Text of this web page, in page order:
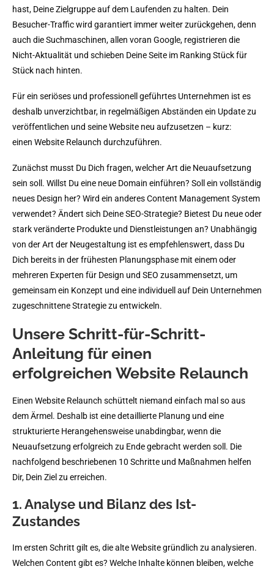
hast, Deine Zielgruppe auf dem Laufenden zu halten. Dein
Besucher-Traffic wird garantiert immer weiter zurückgehen, denn
auch die Suchmaschinen, allen voran Google, registrieren die
Nicht-Aktualität und schieben Deine Seite im Ranking Stück für
Stück nach hinten.
Für ein seriöses und professionell geführtes Unternehmen ist es
deshalb unverzichtbar, in regelmäßigen Abständen ein Update zu
veröffentlichen und seine Website neu aufzusetzen – kurz:
einen Website Relaunch durchzuführen.
Zunächst musst Du Dich fragen, welcher Art die Neuaufsetzung
sein soll. Willst Du eine neue Domain einführen? Soll ein vollständig
neues Design her? Wird ein anderes Content Management System
verwendet? Ändert sich Deine SEO-Strategie? Bietest Du neue oder
stark veränderte Produkte und Dienstleistungen an? Unabhängig
von der Art der Neugestaltung ist es empfehlenswert, dass Du
Dich bereits in der frühesten Planungsphase mit einem oder
mehreren Experten für Design und SEO zusammensetzt, um
gemeinsam ein Konzept und eine individuell auf Dein Unternehmen
zugeschnittene Strategie zu entwickeln.
Unsere Schritt-für-Schritt-
Anleitung für einen
erfolgreichen Website Relaunch
Einen Website Relaunch schüttelt niemand einfach mal so aus
dem Ärmel. Deshalb ist eine detaillierte Planung und eine
strukturierte Herangehensweise unabdingbar, wenn die
Neuaufsetzung erfolgreich zu Ende gebracht werden soll. Die
nachfolgend beschriebenen 10 Schritte und Maßnahmen helfen
Dir, Dein Ziel zu erreichen.
1. Analyse und Bilanz des Ist-
Zustandes
Im ersten Schritt gilt es, die alte Website gründlich zu analysieren.
Welchen Content gibt es? Welche Inhalte können bleiben, welche